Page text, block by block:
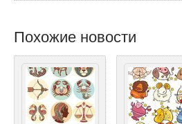
Похожие новости